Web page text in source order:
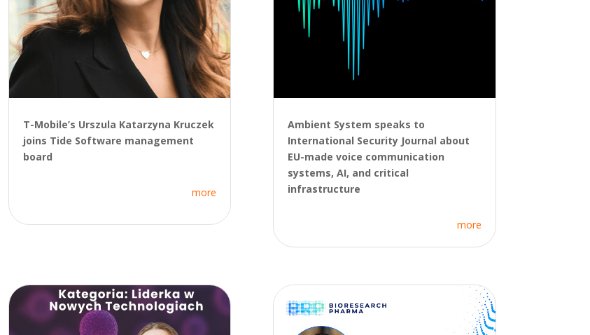
T-Mobile’s Urszula Katarzyna Kruczek
joins Tide Software management
board
more
Ambient System speaks to
International Security Journal about
EU-made voice communication
systems, AI, and critical
infrastructure
more